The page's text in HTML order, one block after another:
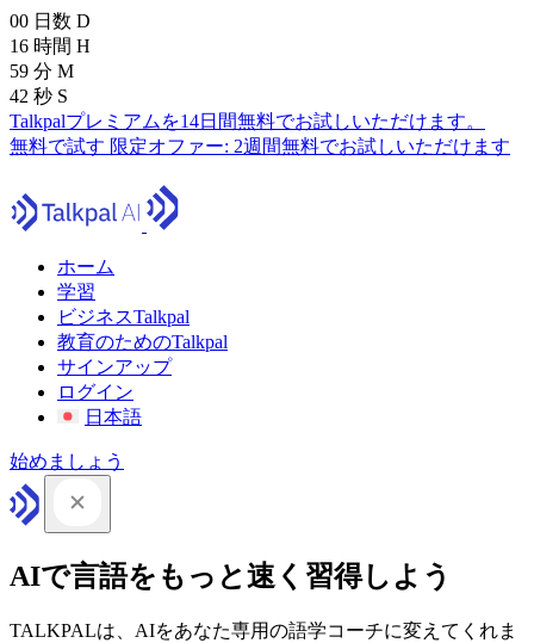
00 日数 D
16 時間 H
59 分 M
41 秒 S
Talkpalプレミアムを14日間無料でお試しいただけます。
無料で試す 限定オファー: 2週間無料でお試しいただけます
ホーム
学習
ビジネスTalkpal
教育のためのTalkpal
サインアップ
ログイン
日本語
始めましょう
AIで言語をもっと速く習得しよう
TALKPALは、AIをあなた専用の語学コーチに変えてくれま